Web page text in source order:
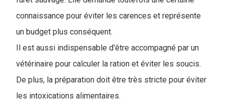
connaissance pour éviter les carences et représente
un budget plus conséquent.
Il est aussi indispensable d'être accompagné par un
vétérinaire pour calculer la ration et éviter les soucis.
De plus, la préparation doit être très stricte pour éviter
les intoxications alimentaires.